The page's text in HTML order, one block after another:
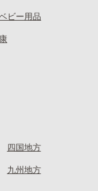
ビー用品
四国地方
九州地方